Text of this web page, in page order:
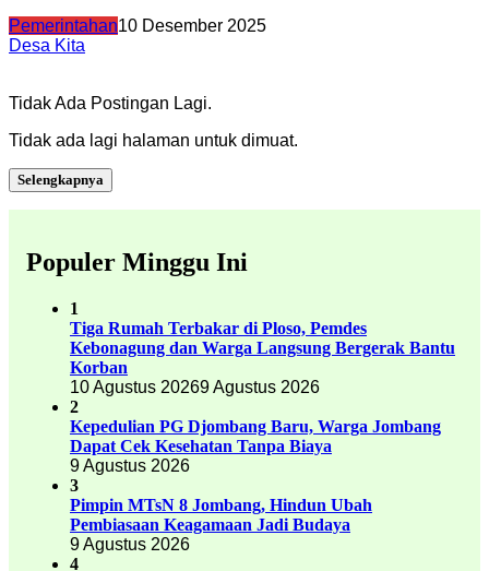
Pemerintahan10 Desember 2025
Desa Kita
Tidak Ada Postingan Lagi.
Tidak ada lagi halaman untuk dimuat.
Selengkapnya
Populer Minggu Ini
1
Tiga Rumah Terbakar di Ploso, Pemdes
Kebonagung dan Warga Langsung Bergerak Bantu
Korban
10 Agustus 20269 Agustus 2026
2
Kepedulian PG Djombang Baru, Warga Jombang
Dapat Cek Kesehatan Tanpa Biaya
9 Agustus 2026
3
Pimpin MTsN 8 Jombang, Hindun Ubah
Pembiasaan Keagamaan Jadi Budaya
9 Agustus 2026
4